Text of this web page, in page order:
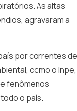
As altas
agravaram a
por correntes de
como o Inpe,
fenômenos
o país.